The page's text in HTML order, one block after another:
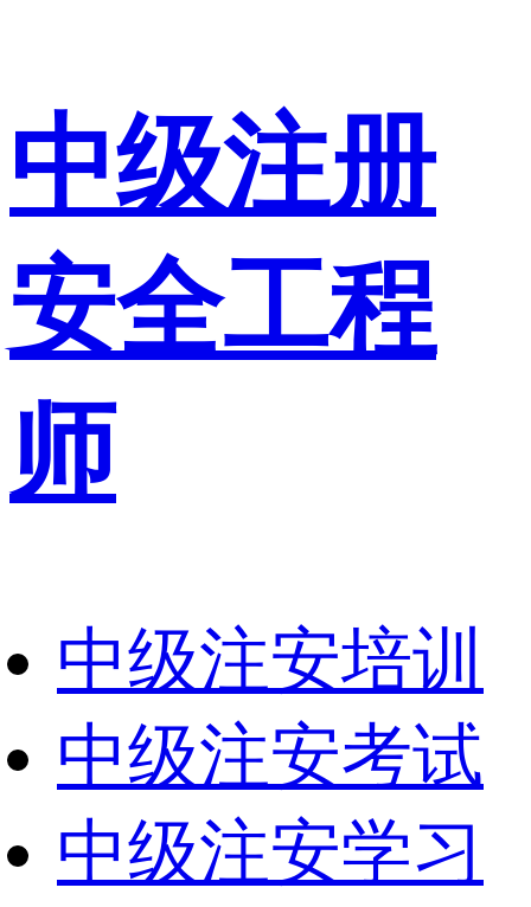
中级注册
安全工程
师
中级注安培训
中级注安考试
中级注安学习